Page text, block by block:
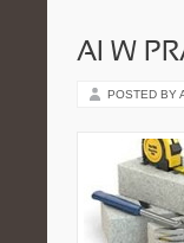
AI W
POSTED BY